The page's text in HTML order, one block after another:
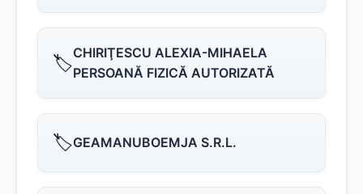
🏷️CHIRIŢESCU ALEXIA-MIHAELA
PERSOANĂ FIZICĂ AUTORIZATĂ
🏷️GEAMANUBOEMJA S.R.L.